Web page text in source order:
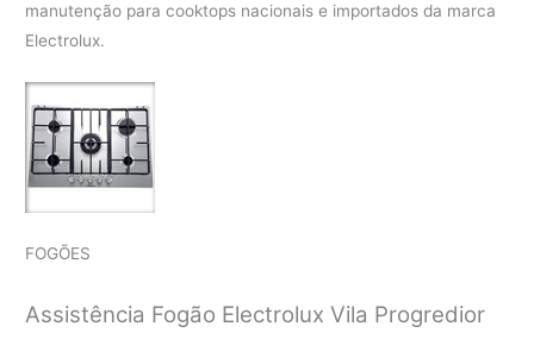
manutenção para cooktops nacionais e importados da marca
Electrolux.
FOGÕES
Assistência Fogão Electrolux Vila Progredior